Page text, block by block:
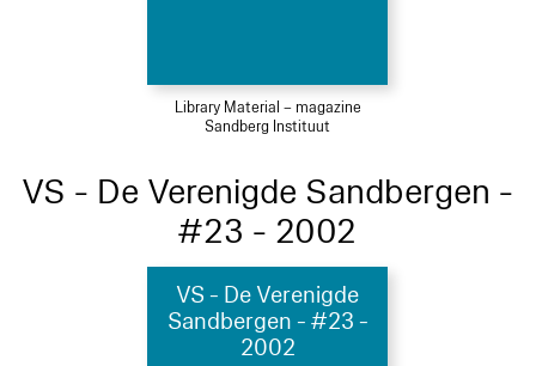
Library Material – magazine
Sandberg Instituut
VS - De Verenigde Sandbergen -
#23 - 2002
VS - De Verenigde
Sandbergen - #23 -
2002